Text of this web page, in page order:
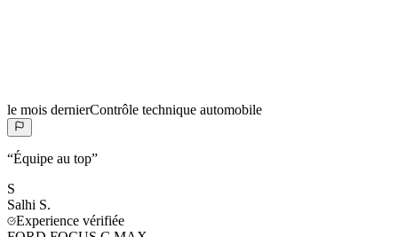
le mois dernierContrôle technique automobile
“Équipe au top”
S
Salhi S.
Experience vérifiée